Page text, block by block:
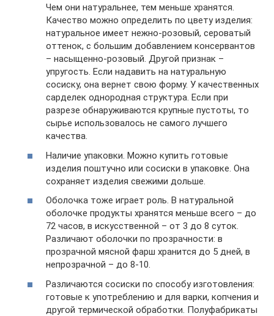
Чем они натуральнее, тем меньше хранятся.
Качество можно определить по цвету изделия:
натуральное имеет нежно-розовый, сероватый
оттенок, с большим добавлением консервантов
– насыщенно-розовый. Другой признак –
упругость. Если надавить на натуральную
сосиску, она вернет свою форму. У качественных
сарделек однородная структура. Если при
разрезе обнаруживаются крупные пустоты, то
сырье использовалось не самого лучшего
качества.
Наличие упаковки. Можно купить готовые
изделия поштучно или сосиски в упаковке. Она
сохраняет изделия свежими дольше.
Оболочка тоже играет роль. В натуральной
оболочке продукты хранятся меньше всего – до
72 часов, в искусственной – от 3 до 8 суток.
Различают оболочки по прозрачности: в
прозрачной мясной фарш хранится до 5 дней, в
непрозрачной – до 8-10.
Различаются сосиски по способу изготовления:
готовые к употреблению и для варки, копчения и
другой термической обработки. Полуфабрикаты